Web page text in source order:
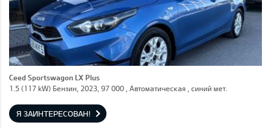
Ceed Sportswagon LX Plus
1.5 (117 kW) Бензин, 2023, 97 000 , Автоматическая , синий мет.
Я ЗАИНТЕРЕСОВАН!